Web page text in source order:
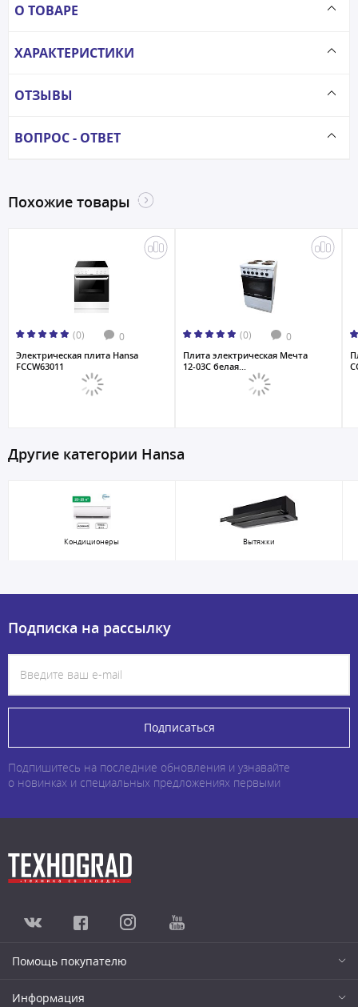
О ТОВАРЕ
ХАРАКТЕРИСТИКИ
ОТЗЫВЫ
ВОПРОС - ОТВЕТ
Похожие товары
(0) 0
Электрическая плита Hansa
FCCW63011
(0) 0
Плита электрическая Мечта
12-03С белая...
Другие категории Hansa
Кондиционеры Вытяжки
Подписка на рассылку
Подписаться
Подпишитесь на последние обновления и узнавайте
о новинках и специальных предложениях первыми
Помощь покупателю
Информация